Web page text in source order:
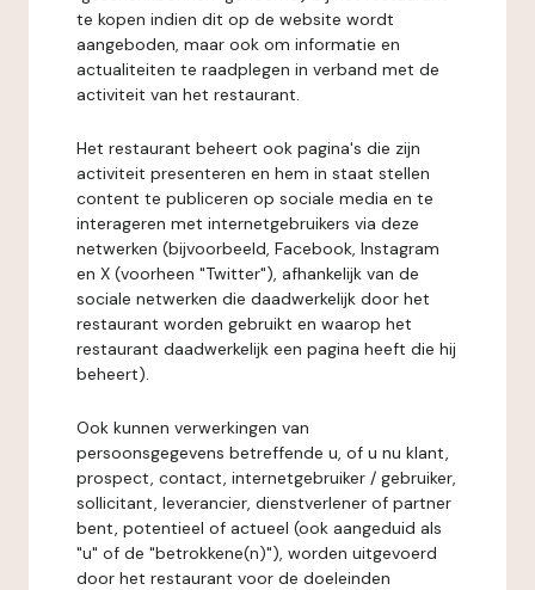
te kopen indien dit op de website wordt
aangeboden, maar ook om informatie en
actualiteiten te raadplegen in verband met de
activiteit van het restaurant.
Het restaurant beheert ook pagina's die zijn
activiteit presenteren en hem in staat stellen
content te publiceren op sociale media en te
interageren met internetgebruikers via deze
netwerken (bijvoorbeeld, Facebook, Instagram
en X (voorheen "Twitter"), afhankelijk van de
sociale netwerken die daadwerkelijk door het
restaurant worden gebruikt en waarop het
restaurant daadwerkelijk een pagina heeft die hij
beheert).
Ook kunnen verwerkingen van
persoonsgegevens betreffende u, of u nu klant,
prospect, contact, internetgebruiker / gebruiker,
sollicitant, leverancier, dienstverlener of partner
bent, potentieel of actueel (ook aangeduid als
"u" of de "betrokkene(n)"), worden uitgevoerd
door het restaurant voor de doeleinden